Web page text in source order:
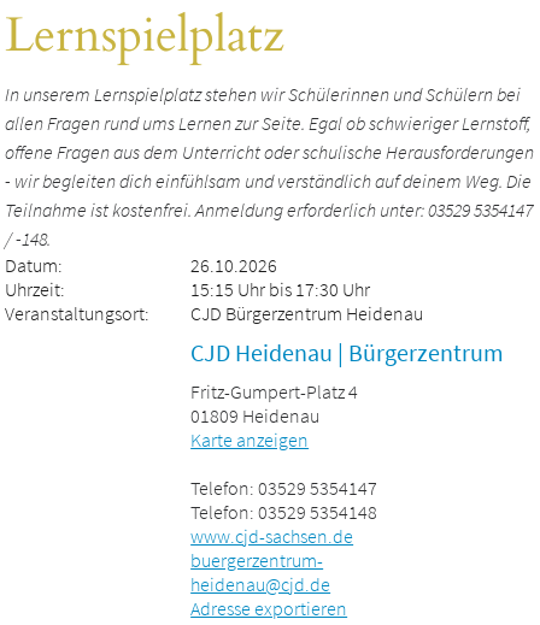
Lernspielplatz
In unserem Lernspielplatz stehen wir Schülerinnen und Schülern bei
allen Fragen rund ums Lernen zur Seite. Egal ob schwieriger Lernstoff,
offene Fragen aus dem Unterricht oder schulische Herausforderungen
- wir begleiten dich einfühlsam und verständlich auf deinem Weg. Die
Teilnahme ist kostenfrei. Anmeldung erforderlich unter: 03529 5354147
/ -148.
Datum:
26.10.2026
Uhrzeit:
15:15 Uhr bis 17:30 Uhr
Veranstaltungsort:
CJD Bürgerzentrum Heidenau
CJD Heidenau | Bürgerzentrum
Fritz-Gumpert-Platz 4
01809 Heidenau
Karte anzeigen
Telefon: 03529 5354147
Telefon: 03529 5354148
www.cjd-sachsen.de
buergerzentrum-
heidenau@cjd.de
Adresse exportieren